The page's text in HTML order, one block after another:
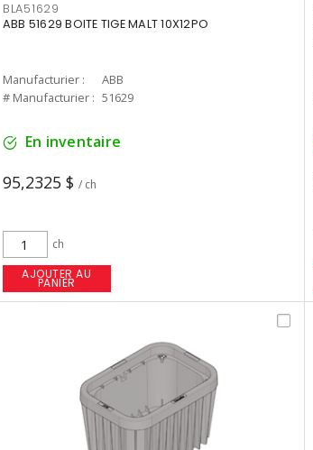
BLA51629
ABB 51629 BOITE TIGE MALT 10X12PO
Manufacturier :
ABB
# Manufacturier : 51629
En inventaire
95,2325 $ / ch
ch
AJOUTER AU
PANIER